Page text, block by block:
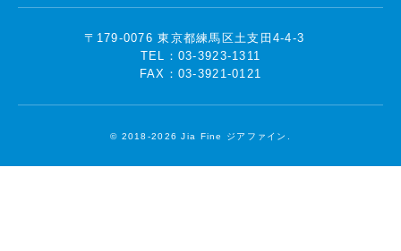
〒179-0076 東京都練馬区土支田4-4-3
TEL：03-3923-1311
FAX：03-3921-0121
© 2018-2026 Jia Fine ジアファイン.